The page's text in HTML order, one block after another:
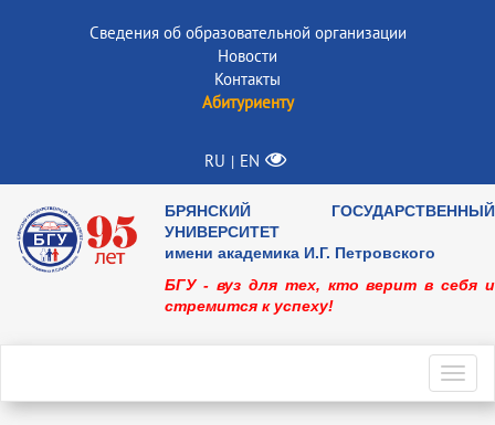
Сведения об образовательной организации
Новости
Контакты
Абитуриенту
RU | EN
БРЯНСКИЙ ГОСУДАРСТВЕННЫЙ
УНИВЕРСИТЕТ
имени академика И.Г. Петровского
БГУ - вуз для тех, кто верит в себя и
стремится к успеху!